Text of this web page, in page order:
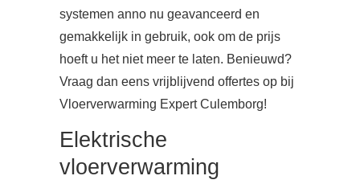
systemen anno nu geavanceerd en
gemakkelijk in gebruik, ook om de prijs
hoeft u het niet meer te laten. Benieuwd?
Vraag dan eens vrijblijvend offertes op bij
Vloerverwarming Expert Culemborg!
Elektrische
vloerverwarming